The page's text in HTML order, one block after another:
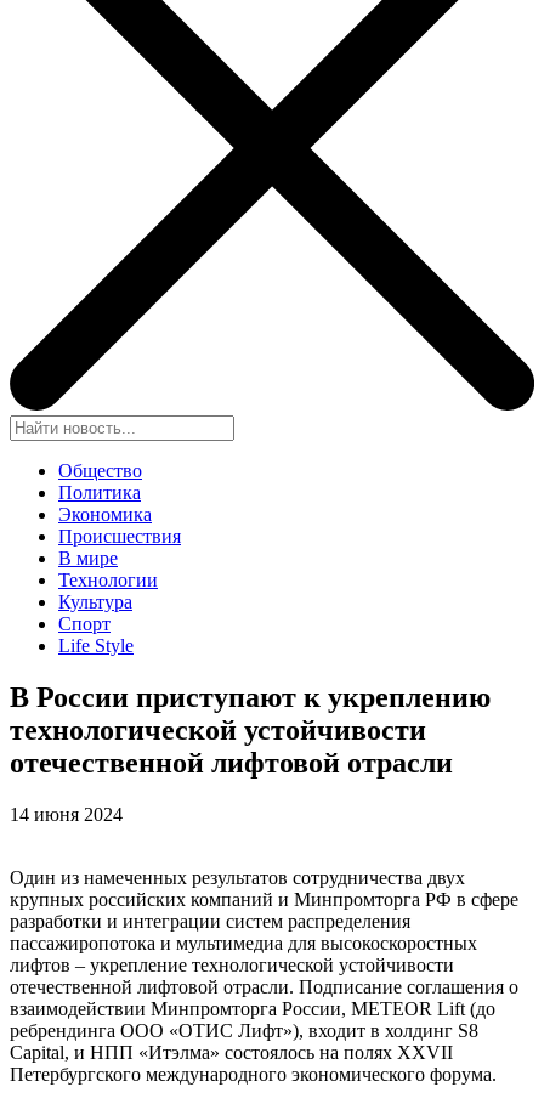
Общество
Политика
Экономика
Происшествия
В мире
Технологии
Культура
Спорт
Life Style
В России приступают к укреплению
технологической устойчивости
отечественной лифтовой отрасли
14 июня 2024
Один из намеченных результатов сотрудничества двух
крупных российских компаний и Минпромторга РФ в сфере
разработки и интеграции систем распределения
пассажиропотока и мультимедиа для высокоскоростных
лифтов – укрепление технологической устойчивости
отечественной лифтовой отрасли. Подписание соглашения о
взаимодействии Минпромторга России, METEOR Lift (до
ребрендинга ООО «ОТИС Лифт»), входит в холдинг S8
Capital, и НПП «Итэлма» состоялось на полях XXVII
Петербургского международного экономического форума.